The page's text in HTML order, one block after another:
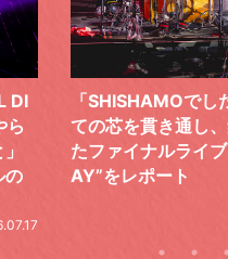
し
っ
D
TOMOO、３台の
気感」を鮮やかに
レポート